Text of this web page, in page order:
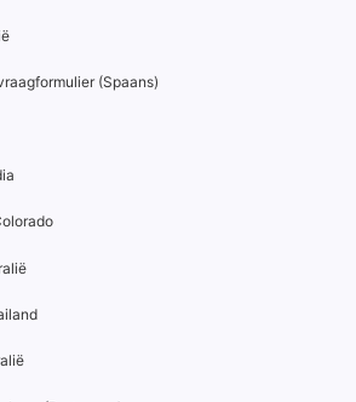
(Spaans)